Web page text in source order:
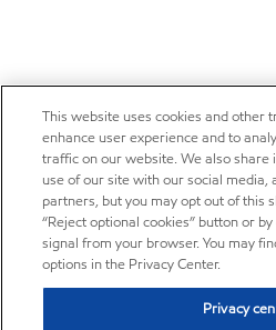
This website uses cookies and other
enhance user experience and to
traffic on our website. We also
use of our site with our social media,
partners, but you may opt out of this
“Reject optional cookies” button or
signal from your browser. You may
options in the Privacy Center.
Privacy